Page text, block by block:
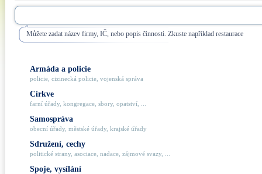
Můžete zadat název firmy, IČ, nebo popis činnosti. Zkuste například restaurace
Armáda a policie
policie, cizinecká policie, vojenská správa
Církve
farní úřady, kongregace, sbory, opatství, ...
Samospráva
obecní úřady, městské úřady, krajské úřady
Sdružení, cechy
politické strany, asociace, nadace, zájmové svazy, ...
Spoje, vysílání